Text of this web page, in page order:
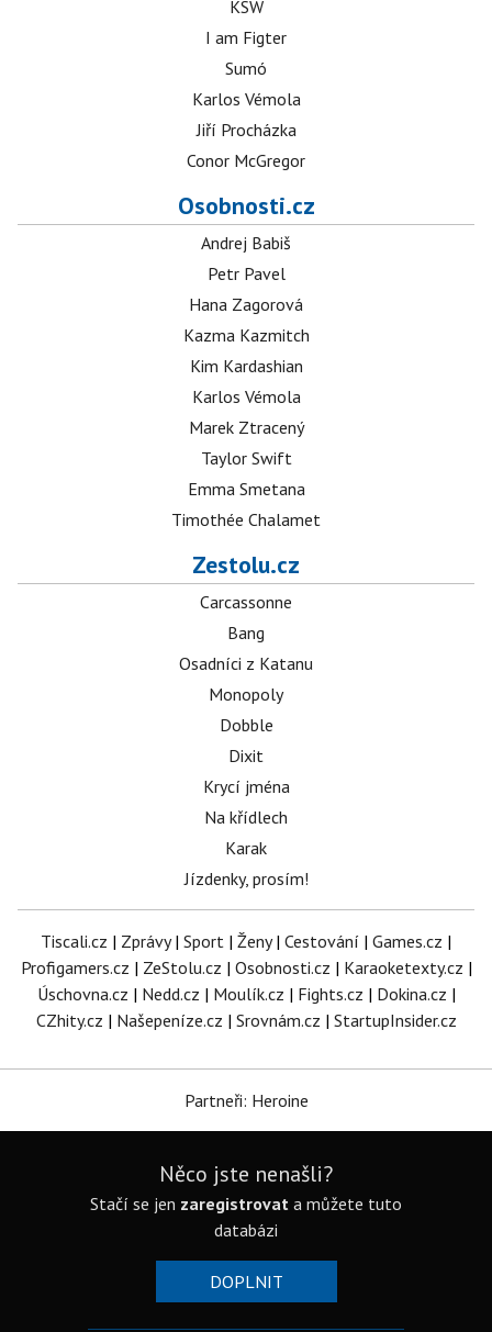
KSW
I am Figter
Sumó
Karlos Vémola
Jiří Procházka
Conor McGregor
Osobnosti.cz
Andrej Babiš
Petr Pavel
Hana Zagorová
Kazma Kazmitch
Kim Kardashian
Karlos Vémola
Marek Ztracený
Taylor Swift
Emma Smetana
Timothée Chalamet
Zestolu.cz
Carcassonne
Bang
Osadníci z Katanu
Monopoly
Dobble
Dixit
Krycí jména
Na křídlech
Karak
Jízdenky, prosím!
Tiscali.cz | Zprávy| Sport | Ženy| Cestování | Games.cz |
Profigamers.cz | ZeStolu.cz | Osobnosti.cz | Karaoketexty.cz |
Úschovna.cz | Nedd.cz | Moulík.cz | Fights.cz | Dokina.cz |
CZhity.cz | Našepeníze.cz | Srovnám.cz | StartupInsider.cz
Partneři: Heroine
Něco jste nenašli?
Stačí se jen zaregistrovat a můžete tuto
databázi
DOPLNIT